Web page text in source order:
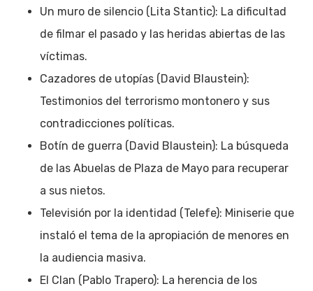
Un muro de silencio (Lita Stantic): La dificultad
de filmar el pasado y las heridas abiertas de las
víctimas.
Cazadores de utopías (David Blaustein):
Testimonios del terrorismo montonero y sus
contradicciones políticas.
Botín de guerra (David Blaustein): La búsqueda
de las Abuelas de Plaza de Mayo para recuperar
a sus nietos.
Televisión por la identidad (Telefe): Miniserie que
instaló el tema de la apropiación de menores en
la audiencia masiva.
El Clan (Pablo Trapero): La herencia de los